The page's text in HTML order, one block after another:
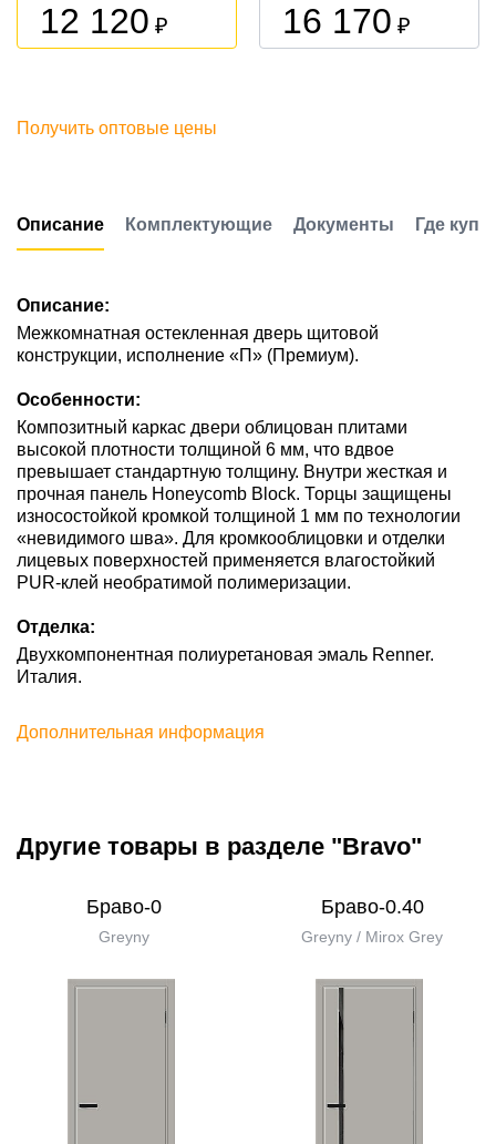
12 120 ₽ 16 170 ₽
Получить оптовые цены
Описание Комплектующие Документы Где
Описание:
Межкомнатная остекленная дверь щитовой
конструкции, исполнение «П» (Премиум).
Особенности:
Композитный каркас двери облицован плитами
высокой плотности толщиной 6 мм, что вдвое
превышает стандартную толщину. Внутри жесткая и
прочная панель Honeycomb Block. Торцы защищены
износостойкой кромкой толщиной 1 мм по технологии
«невидимого шва». Для кромкооблицовки и отделки
лицевых поверхностей применяется влагостойкий
PUR-клей необратимой полимеризации.
Отделка:
Двухкомпонентная полиуретановая эмаль Renner.
Италия.
Дополнительная информация
Другие товары в разделе "Bravo"
Браво-0
Greyny
Браво-0.40
Greyny / Mirox Grey